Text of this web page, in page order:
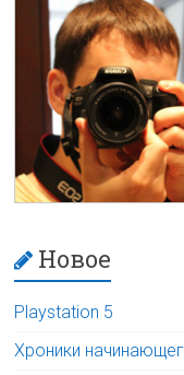
Новое
Playstation 5
Хроники